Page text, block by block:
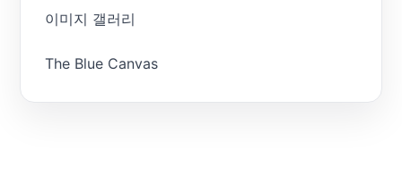
이미지 갤러리
The Blue Canvas